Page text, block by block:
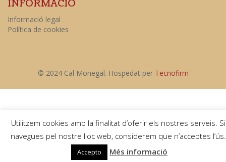
INFORMACIÓ
Informació legal
Política de cookies
© 2024 Cal Monegal. Hospedat per Tecnofirm
Utilitzem cookies amb la finalitat d’oferir els nostres serveis. Si
navegues pel nostre lloc web, considerem que n’acceptes l’ús.
Accepto Més informació